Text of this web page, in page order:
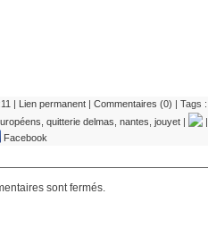
| Lien permanent | Commentaires (0) | Tags :
quitterie delmas nantes jouyet | |
Facebook
sont fermés.